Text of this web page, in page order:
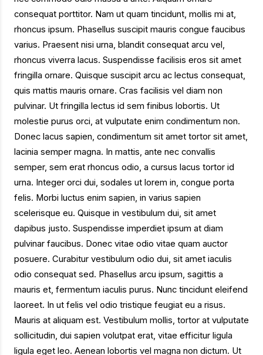
consequat porttitor. Nam ut quam tincidunt, mollis mi at,
rhoncus ipsum. Phasellus suscipit mauris congue faucibus
varius. Praesent nisi urna, blandit consequat arcu vel,
rhoncus viverra lacus. Suspendisse facilisis eros sit amet
fringilla ornare. Quisque suscipit arcu ac lectus consequat,
quis mattis mauris ornare. Cras facilisis vel diam non
pulvinar. Ut fringilla lectus id sem finibus lobortis. Ut
molestie purus orci, at vulputate enim condimentum non.
Donec lacus sapien, condimentum sit amet tortor sit amet,
lacinia semper magna. In mattis, ante nec convallis
semper, sem erat rhoncus odio, a cursus lacus tortor id
urna. Integer orci dui, sodales ut lorem in, congue porta
felis. Morbi luctus enim sapien, in varius sapien
scelerisque eu. Quisque in vestibulum dui, sit amet
dapibus justo. Suspendisse imperdiet ipsum at diam
pulvinar faucibus. Donec vitae odio vitae quam auctor
posuere. Curabitur vestibulum odio dui, sit amet iaculis
odio consequat sed. Phasellus arcu ipsum, sagittis a
mauris et, fermentum iaculis purus. Nunc tincidunt eleifend
laoreet. In ut felis vel odio tristique feugiat eu a risus.
Mauris at aliquam est. Vestibulum mollis, tortor at vulputate
sollicitudin, dui sapien volutpat erat, vitae efficitur ligula
ligula eget leo. Aenean lobortis vel magna non dictum. Ut